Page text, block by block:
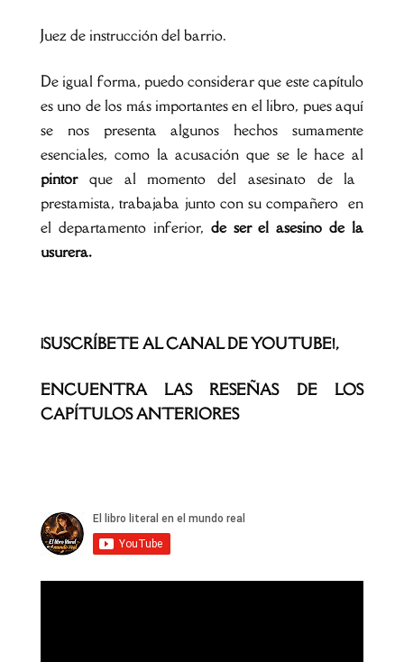
Juez de instrucción del barrio.
De igual forma, puedo considerar que este capítulo
es uno de los más importantes en el libro, pues aquí
se nos presenta algunos hechos sumamente
esenciales, como la acusación que se le hace al
pintor que al momento del asesinato de la
prestamista, trabajaba junto con su compañero en
el departamento inferior, de ser el asesino de la
usurera.
¡SUSCRÍBETE AL CANAL DE YOUTUBE!,
ENCUENTRA LAS RESEÑAS DE LOS
CAPÍTULOS ANTERIORES